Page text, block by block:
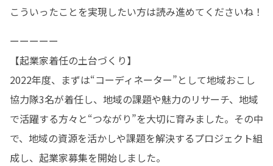
こういったことを実現したい方は読み進めてくださいね！
ーーーーー
【起業家着任の土台づくり】
2022年度、まずは“コーディネーター”として地域おこし
協力隊3名が着任し、地域の課題や魅力のリサーチ、地域
で活躍する方々と“つながり”を大切に育みました。その中
で、地域の資源を活かしや課題を解決するプロジェクト組
成し、起業家募集を開始しました。